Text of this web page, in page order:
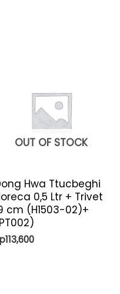
OUT OF STOCK
Hwa Ttucbeghi
0,5 Ltr + Trivet
cm (H1503-02)+
113,600